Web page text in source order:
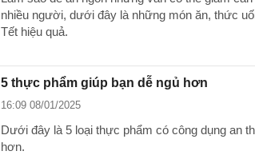
nhiều người, dưới đây là những món ăn, thức
Tết hiệu quả.
5 thực phẩm giúp bạn dễ ngủ hơn
16:09 08/01/2025
Dưới đây là 5 loại thực phẩm có công dụng an
hơn.